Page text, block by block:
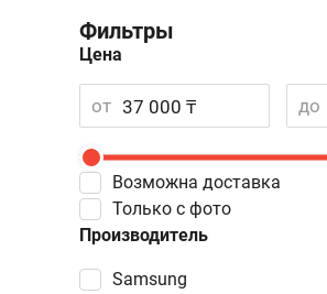
Фильтры
Цена
от до
Возможна доставка
Производитель
Samsung
Только с фото